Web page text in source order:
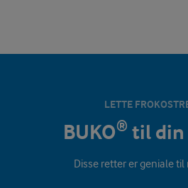
LETTE
BUKO® til
Disse retter er geniale